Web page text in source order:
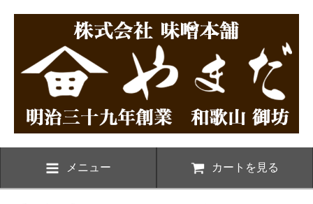
メニュー カートを見る